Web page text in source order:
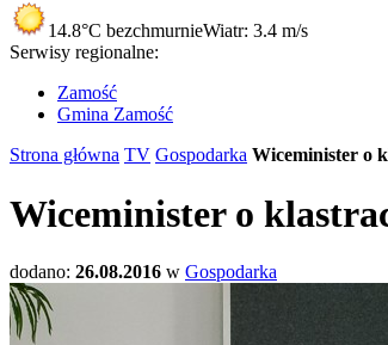
14.8°C bezchmurnieWiatr: 3.4 m/s
Serwisy regionalne:
Zamość
Gmina Zamość
Strona główna TV Gospodarka Wiceminister o
Wiceminister o
dodano: 26.08.2016 w Gospodarka